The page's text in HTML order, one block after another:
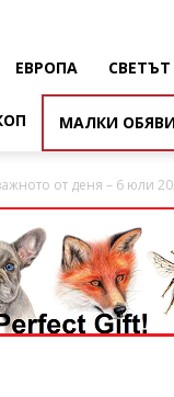
ЕВРОПА СВЕТЪТ
МАЛКИ
от деня – 6 юли